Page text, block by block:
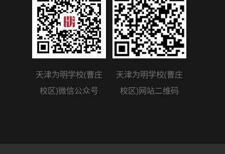
天津为明学校(曹庄
校区)微信公众号
天津为明学校(曹庄
校区)网站二维码